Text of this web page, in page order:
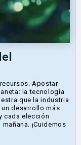
Apostar
la tecnología
que la industria
desarrollo más
cada elección
¡Cuidemos